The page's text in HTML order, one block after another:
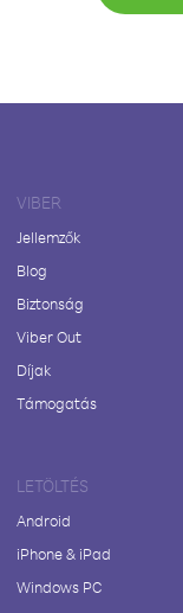
VIBER
Jellemzők
Blog
Biztonság
Viber Out
Díjak
Támogatás
LETÖLTÉS
Android
iPhone & iPad
Windows PC